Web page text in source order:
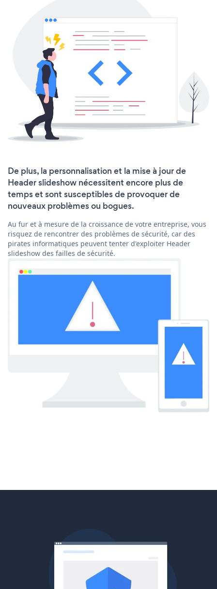
De plus, la personnalisation et la mise à jour de
Header slideshow nécessitent encore plus de
temps et sont susceptibles de provoquer de
nouveaux problèmes ou bogues.
Au fur et à mesure de la croissance de votre entreprise, vous
risquez de rencontrer des problèmes de sécurité, car des
pirates informatiques peuvent tenter d'exploiter Header
slideshow des failles de sécurité.